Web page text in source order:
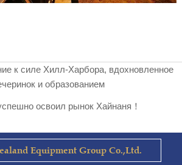
к силе Хилл-Харбора, вдохновленное
и образованием
освоил рынок Хайнаня！
Equipment Group Co.,Ltd.